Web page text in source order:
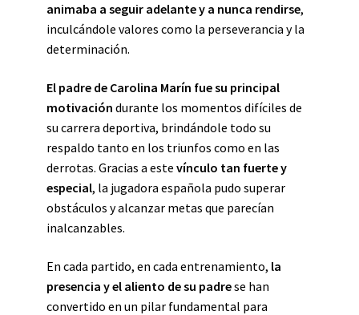
animaba a seguir adelante y a nunca rendirse,
inculcándole valores como la perseverancia y la
determinación.
El padre de Carolina Marín fue su principal
motivación durante los momentos difíciles de
su carrera deportiva, brindándole todo su
respaldo tanto en los triunfos como en las
derrotas. Gracias a este vínculo tan fuerte y
especial, la jugadora española pudo superar
obstáculos y alcanzar metas que parecían
inalcanzables.
En cada partido, en cada entrenamiento, la
presencia y el aliento de su padrese han
convertido en un pilar fundamental para